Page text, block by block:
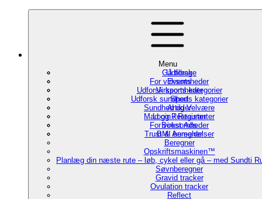
Menu
Udforsk
Events
Udforsk sports kategorier
Udforsk sundheds kategorier
Artikler
Login / Register
For virksomheder
BMI beregner
Beregner
Opskriftsmaskinen™
Planlæg din næste rute – løb, cykel eller gå – med Sundti
Søvnberegner
Gravid tracker
Ovulation tracker
Reflect
Gå tilbage
For virksomheder
Virksomheder
Sport
Sundhed og Velvære
Mad og Restauranter
Boost Ads
Trust & Anmeldelser